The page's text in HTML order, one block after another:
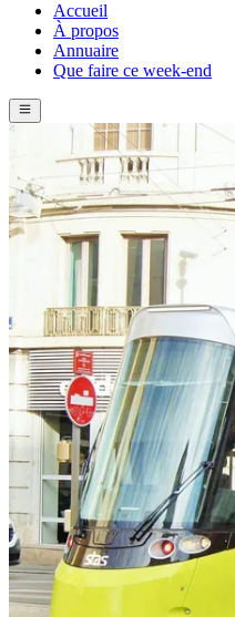
Accueil
À propos
Annuaire
Que faire ce week-end